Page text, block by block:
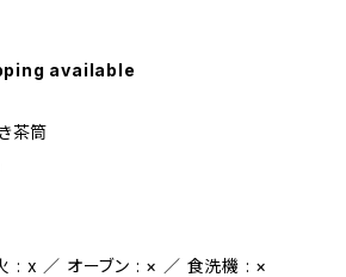
available
茶筒
: x ／ オーブン : × ／ 食洗機 : ×